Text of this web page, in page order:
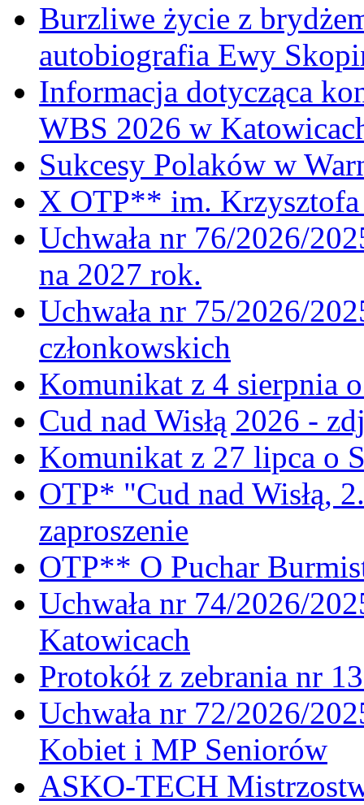
Burzliwe życie z
autobiografia Ewy
Informacja dotycząca
WBS 2026 w
Sukcesy Polaków w
X OTP** im. Krzysztofa
Uchwała nr 76/2026/
na 2027 rok.
Uchwała nr 75/2026/
członkowskich
Komunikat z 4 sierpnia
Cud nad Wisłą 2026 -
Komunikat z 27 lipca o
OTP* "Cud nad Wisłą,
zaproszenie
OTP** O Puchar
Uchwała nr 74/2026/
Katowicach
Protokół z zebrania nr
Uchwała nr 72/2026/
Kobiet i MP Seniorów
ASKO-TECH